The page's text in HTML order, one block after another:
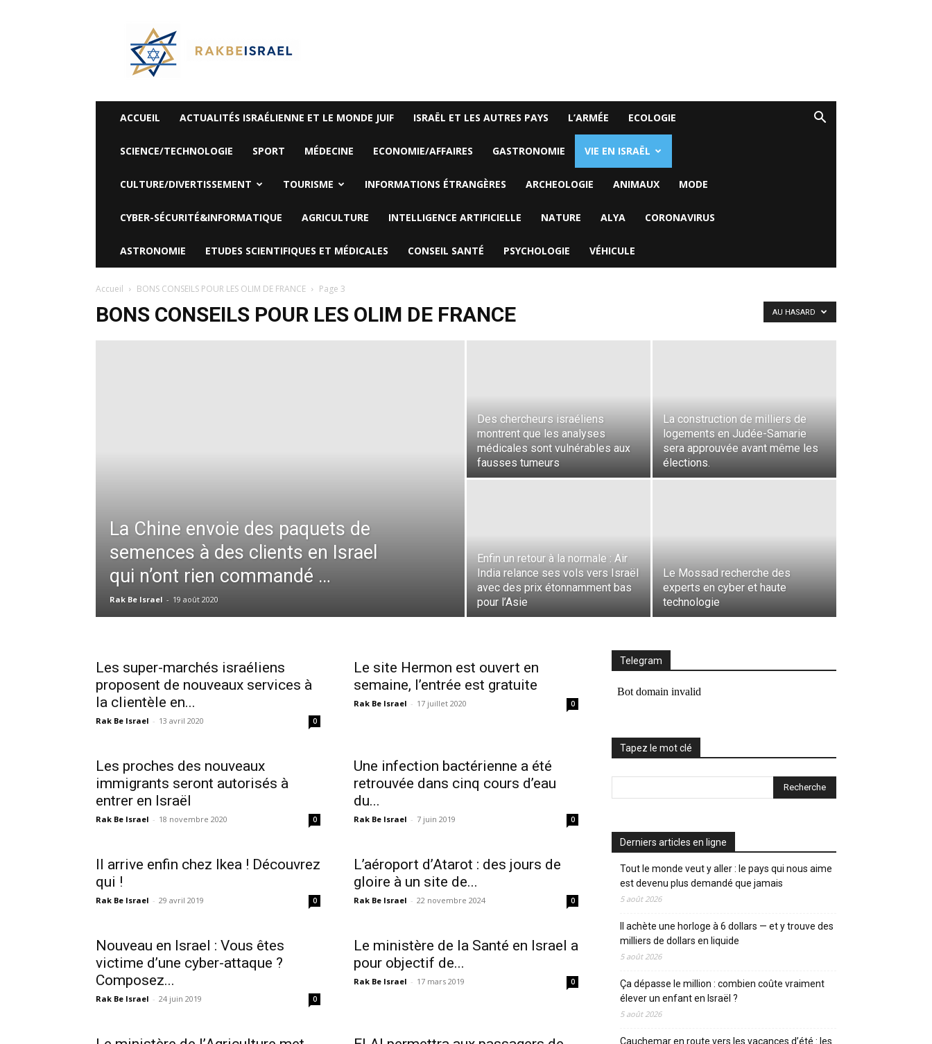
Rak
Be
Israel-
Alyaexpress-
News
ACCUEIL ACTUALITÉS ISRAÉLIENNE ET LE MONDE JUIF ISRAËL ET LES AUTRES PAYS L’ARMÉE ECOLOGIE
SCIENCE/TECHNOLOGIE SPORT MÉDECINE ECONOMIE/AFFAIRES GASTRONOMIE VIE EN ISRAËL
CULTURE/DIVERTISSEMENT TOURISME INFORMATIONS ÉTRANGÈRES ARCHEOLOGIE ANIMAUX MODE
CYBER-SÉCURITÉ&INFORMATIQUE AGRICULTURE INTELLIGENCE ARTIFICIELLE NATURE ALYA CORONAVIRUS
ASTRONOMIE ETUDES SCIENTIFIQUES ET MÉDICALES CONSEIL SANTÉ PSYCHOLOGIE VÉHICULE
Accueil BONS CONSEILS POUR LES OLIM DE FRANCE Page 3
BONS CONSEILS POUR LES OLIM DE FRANCE AU HASARD
La Chine envoie des paquets de
semences à des clients en Israel
qui n’ont rien commandé …
Rak Be Israel - 19 août 2020
Des chercheurs israéliens
montrent que les analyses
médicales sont vulnérables aux
fausses tumeurs
La construction de milliers de
logements en Judée-Samarie
sera approuvée avant même les
élections.
Enfin un retour à la normale : Air
India relance ses vols vers Israël
avec des prix étonnamment bas
pour l’Asie
Le Mossad recherche des
experts en cyber et haute
technologie
Les super-marchés israéliens
proposent de nouveaux services à
la clientèle en...
Rak Be Israel - 13 avril 2020 0
Le site Hermon est ouvert en
semaine, l’entrée est gratuite
Rak Be Israel - 17 juillet 2020 0
Les proches des nouveaux
immigrants seront autorisés à
entrer en Israël
Rak Be Israel - 18 novembre 2020 0
Une infection bactérienne a été
retrouvée dans cinq cours d’eau
du...
Rak Be Israel - 7 juin 2019 0
Il arrive enfin chez Ikea ! Découvrez
qui !
Rak Be Israel - 29 avril 2019 0
L’aéroport d’Atarot : des jours de
gloire à un site de...
Rak Be Israel - 22 novembre 2024 0
Nouveau en Israel : Vous êtes
victime d’une cyber-attaque ?
Composez...
Rak Be Israel - 24 juin 2019 0
Le ministère de la Santé en Israel a
pour objectif de...
Rak Be Israel - 17 mars 2019 0
Telegram
Tapez le mot clé
Derniers articles en ligne
Tout le monde veut y aller : le pays qui nous aime
est devenu plus demandé que jamais
5 août 2026
Il achète une horloge à 6 dollars — et y trouve des
milliers de dollars en liquide
5 août 2026
Ça dépasse le million : combien coûte vraiment
élever un enfant en Israël ?
5 août 2026
Cauchemar en route vers les vacances d’été : les